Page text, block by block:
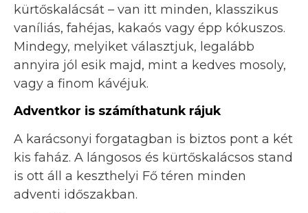
kürtőskalácsát – van itt minden, klasszikus
vaníliás, fahéjas, kakaós vagy épp kókuszos.
Mindegy, melyiket választjuk, legalább
annyira jól esik majd, mint a kedves mosoly,
vagy a finom kávéjuk.
Adventkor is számíthatunk rájuk
A karácsonyi forgatagban is biztos pont a két
kis faház. A lángosos és kürtőskalácsos stand
is ott áll a keszthelyi Fő téren minden
adventi időszakban.